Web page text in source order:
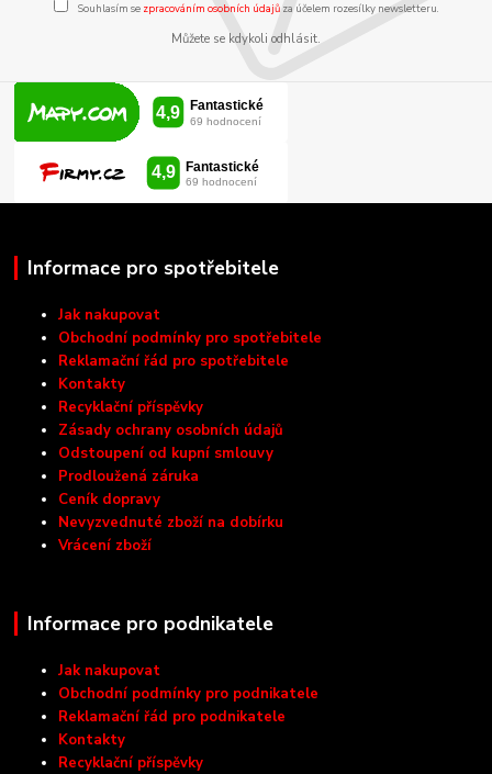
Souhlasím se zpracováním osobních údajůza účelem rozesílky newsletteru.
Můžete se kdykoli odhlásit.
Informace pro spotřebitele
Jak nakupovat
Obchodní podmínky pro spotřebitele
Reklamační řád pro spotřebitele
Kontakty
Recyklační příspěvky
Zásady ochrany osobních údajů
Odstoupení od kupní smlouvy
Prodloužená záruka
Ceník dopravy
Nevyzvednuté zboží na dobírku
Vrácení zboží
Informace pro podnikatele
Jak nakupovat
Obchodní podmínky pro podnikatele
Reklamační řád pro podnikatele
Kontakty
Recyklační příspěvky